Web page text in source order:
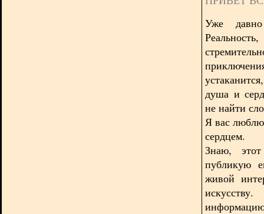
Уже
душа и
не найти
Я вас
сердцем.
Знаю,
публикую
живой